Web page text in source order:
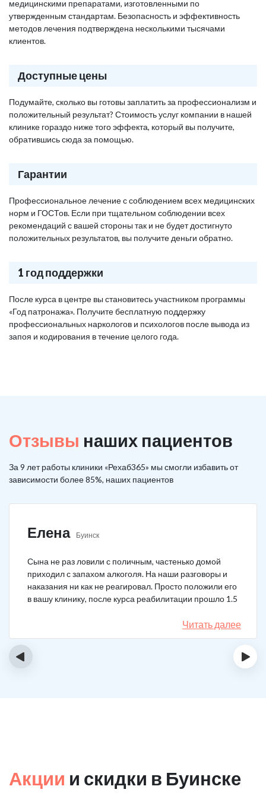
медицинскими препаратами, изготовленными по
утвержденным стандартам. Безопасность и эффективность
методов лечения подтверждена несколькими тысячами
клиентов.
Доступные цены
Подумайте, сколько вы готовы заплатить за профессионализм и
положительный результат? Стоимость услуг компании в нашей
клинике гораздо ниже того эффекта, который вы получите,
обратившись сюда за помощью.
Гарантии
Профессиональное лечение с соблюдением всех медицинских
норм и ГОСТов. Если при тщательном соблюдении всех
рекомендаций с вашей стороны так и не будет достигнуто
положительных результатов, вы получите деньги обратно.
1 год поддержки
После курса в центре вы становитесь участником программы
«Год патронажа». Получите бесплатную поддержку
профессиональных наркологов и психологов после вывода из
запоя и кодирования в течение целого года.
Отзывы наших пациентов
За 9 лет работы клиники «Рехаб365» мы смогли избавить от
зависимости более 85%, наших пациентов
Елена Буинск
Сына не раз ловили с поличным, частенько домой
приходил с запахом алкоголя. На наши разговоры и
наказания ни как не реагировал. Просто положили его
в вашу клинику, после курса реабилитации прошло 1.5
Читать далее
‹ ›
Акции и скидки в Буинске